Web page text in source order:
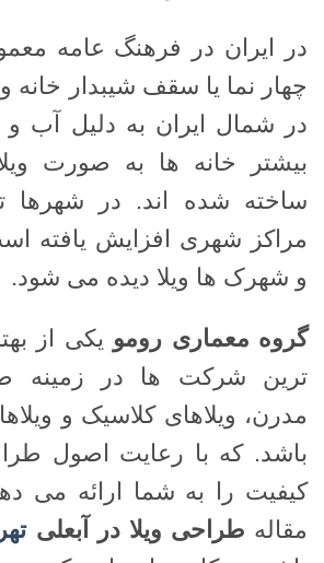
در ایران در فرهنگ عامه
چهار نما یا سقف شیبدار خانه
در شمال ایران به دلیل آب
بیشتر خانه ها به صورت
ساخته شده اند. در شهرها
مراکز شهری افزایش یافته
و شهرک ها ویلا دیده می شود.
گروه معماری رومو یکی از
ترین شرکت ها در زمینه
مدرن، ویلاهای کلاسیک و
باشد. که با رعایت اصول
کیفیت را به شما ارائه می
مقاله طراحی ویلا در آبعلی